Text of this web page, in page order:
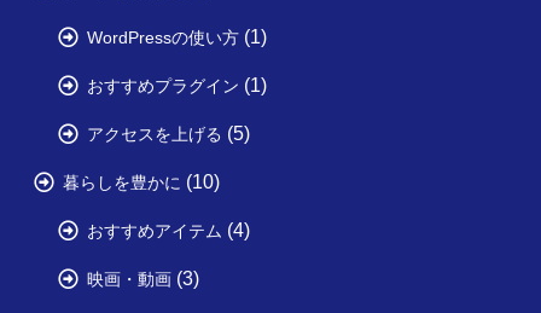
WordPressの使い方 (1)
おすすめプラグイン (1)
アクセスを上げる (5)
暮らしを豊かに (10)
おすすめアイテム (4)
映画・動画 (3)